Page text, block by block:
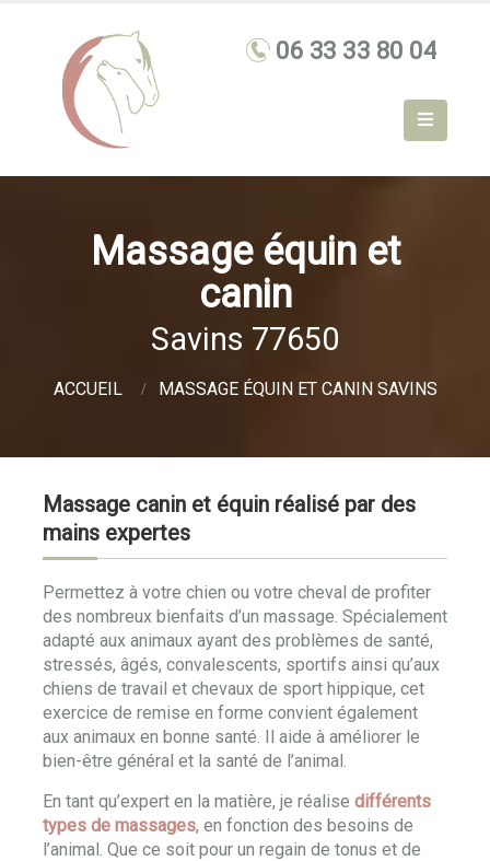
Massage équin et
canin
Savins 77650
ACCUEIL MASSAGE ÉQUIN ET CANIN SAVINS
Massage canin et équin réalisé par des
mains expertes
Permettez à votre chien ou votre cheval de profiter
des nombreux bienfaits d’un massage. Spécialement
adapté aux animaux ayant des problèmes de santé,
stressés, âgés, convalescents, sportifs ainsi qu’aux
chiens de travail et chevaux de sport hippique, cet
exercice de remise en forme convient également
aux animaux en bonne santé. Il aide à améliorer le
bien-être général et la santé de l’animal.
En tant qu’expert en la matière, je réalise différents
types de massages, en fonction des besoins de
l’animal. Que ce soit pour un regain de tonus et de